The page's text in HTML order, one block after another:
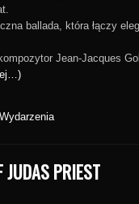
ballada, która łączy
Jean‑Jacques
Wydarzenia
PRIEST